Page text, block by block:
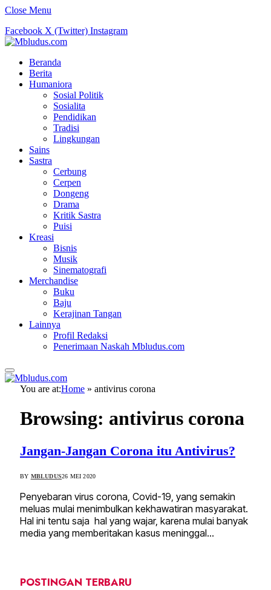
Close Menu
Facebook X (Twitter) Instagram
Beranda
Berita
Humaniora
Sosial Politik
Sosialita
Pendidikan
Tradisi
Lingkungan
Sains
Sastra
Cerbung
Cerpen
Dongeng
Drama
Kritik Sastra
Puisi
Kreasi
Bisnis
Musik
Sinematografi
Merchandise
Buku
Baju
Kerajinan Tangan
Lainnya
Profil Redaksi
Penerimaan Naskah Mbludus.com
You are at:Home » antivirus corona
Browsing: antivirus corona
Jangan-Jangan Corona itu Antivirus?
BY MBLUDUS26 MEI 2020
Penyebaran virus corona, Covid-19, yang semakin
meluas mulai menimbulkan kekhawatiran masyarakat.
Hal ini tentu saja hal yang wajar, karena mulai banyak
media yang memberitakan kasus meninggal…
POSTINGAN TERBARU